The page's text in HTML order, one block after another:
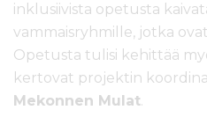
inklusiivista opetusta
vammaisryhmille, jotka
Opetusta tulisi kehittää
kertovat projektin
Mekonnen Mulat.